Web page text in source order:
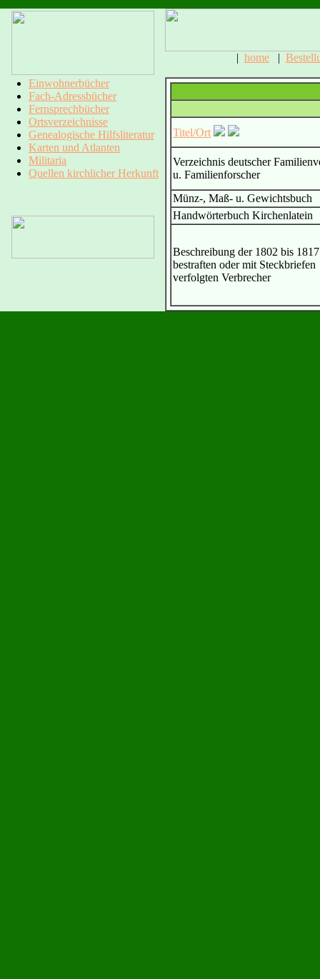
| home |
Einwohnerbücher
Fach-Adressbücher
Fernsprechbücher
Ortsverzeichnisse
Genealogische Hilfsliteratur
Karten und Atlanten
Militaria
Quellen kirchlicher Herkunft
Titel/Ort
Verzeichnis deutscher
u. Familienforscher
Münz-, Maß- u. Gewichtsbuch
Handwörterbuch Kirchenlatein
Beschreibung der 1802 bis 1817
bestraften oder mit Steckbriefen
verfolgten Verbrecher